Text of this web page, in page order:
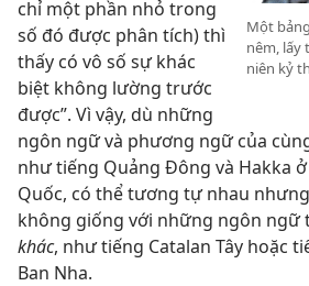
Một
nêm, lấy
niên kỷ
chỉ một phần nhỏ trong
số đó được phân tích) thì
thấy có vô số sự khác
biệt không lường trước
được”. Vì vậy, dù những
ngôn ngữ và phương ngữ của
như tiếng Quảng Ðông và Hakka
Quốc, có thể tương tự nhau
không giống với những ngôn ngữ
khác, như tiếng Catalan Tây hoặc
Ban Nha.